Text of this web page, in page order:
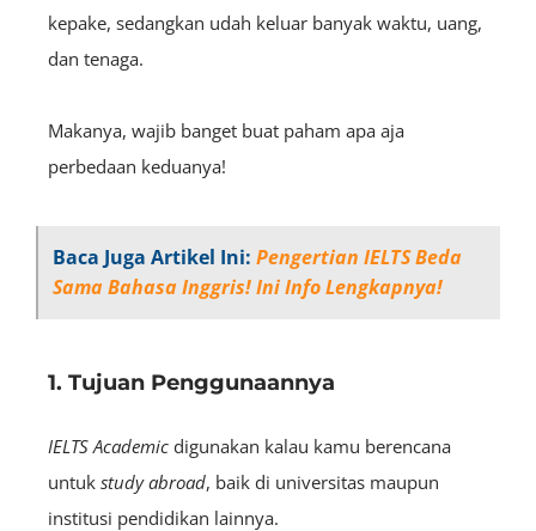
kepake, sedangkan udah keluar banyak waktu, uang,
dan tenaga.
Makanya, wajib banget buat paham apa aja
perbedaan keduanya!
Baca Juga Artikel Ini: Pengertian IELTS Beda
Sama Bahasa Inggris! Ini Info Lengkapnya!
1. Tujuan Penggunaannya
IELTS Academic digunakan kalau kamu berencana
untuk study abroad, baik di universitas maupun
institusi pendidikan lainnya.